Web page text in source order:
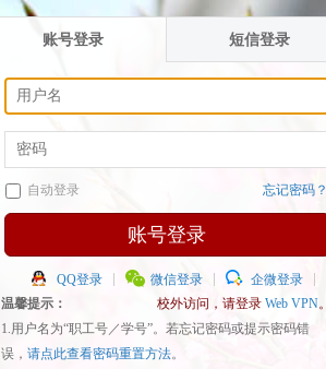
账号登录 短信登录
自动登录 忘记密码？
账号登录
QQ登录 微信登录
企微登录
温馨提示：
校外访问，请登录 Web VPN。
1.用户名为“职工号／学号”。若忘记密码或提示密码错
误， 请点此查看密码重置方法。